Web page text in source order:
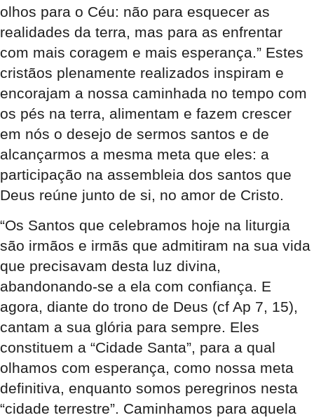
olhos para o Céu: não para esquecer as
realidades da terra, mas para as enfrentar
com mais coragem e mais esperança.” Estes
cristãos plenamente realizados inspiram e
encorajam a nossa caminhada no tempo com
os pés na terra, alimentam e fazem crescer
em nós o desejo de sermos santos e de
alcançarmos a mesma meta que eles: a
participação na assembleia dos santos que
Deus reúne junto de si, no amor de Cristo.
“Os Santos que celebramos hoje na liturgia
são irmãos e irmãs que admitiram na sua vida
que precisavam desta luz divina,
abandonando-se a ela com confiança. E
agora, diante do trono de Deus (cf Ap 7, 15),
cantam a sua glória para sempre. Eles
constituem a “Cidade Santa”, para a qual
olhamos com esperança, como nossa meta
definitiva, enquanto somos peregrinos nesta
“cidade terrestre”. Caminhamos para aquela